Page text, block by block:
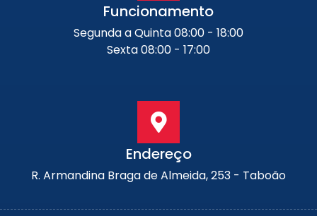
Funcionamento
Segunda a Quinta 08:00 - 18:00
Sexta 08:00 - 17:00
Endereço
R. Armandina Braga de Almeida, 253 - Taboão